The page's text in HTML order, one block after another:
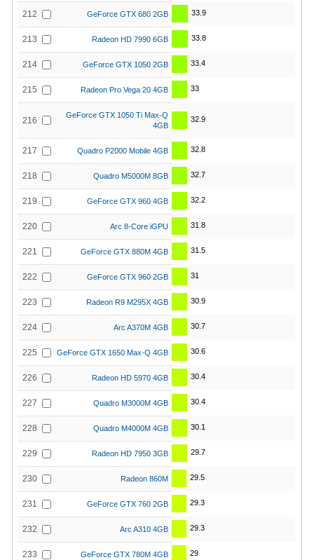
212 GeForce GTX 680 2GB 33.9
213 Radeon HD 7990 6GB 33.8
214 GeForce GTX 1050 2GB 33.4
215 Radeon Pro Vega 20 4GB 33
216
GeForce GTX 1050 Ti Max-Q
4GB
32.9
217 Quadro P2000 Mobile 4GB 32.8
218 Quadro M5000M 8GB 32.7
219 GeForce GTX 960 4GB 32.2
220 Arc 8-Core iGPU 31.8
221 GeForce GTX 880M 4GB 31.5
222 GeForce GTX 960 2GB 31
223 Radeon R9 M295X 4GB 30.9
224 Arc A370M 4GB 30.7
225 GeForce GTX 1650 Max-Q 4GB 30.6
226 Radeon HD 5970 4GB 30.4
227 Quadro M3000M 4GB 30.4
228 Quadro M4000M 4GB 30.1
229 Radeon HD 7950 3GB 29.7
230 Radeon 860M 29.5
231 GeForce GTX 760 2GB 29.3
232 Arc A310 4GB 29.3
233 GeForce GTX 780M 4GB 29